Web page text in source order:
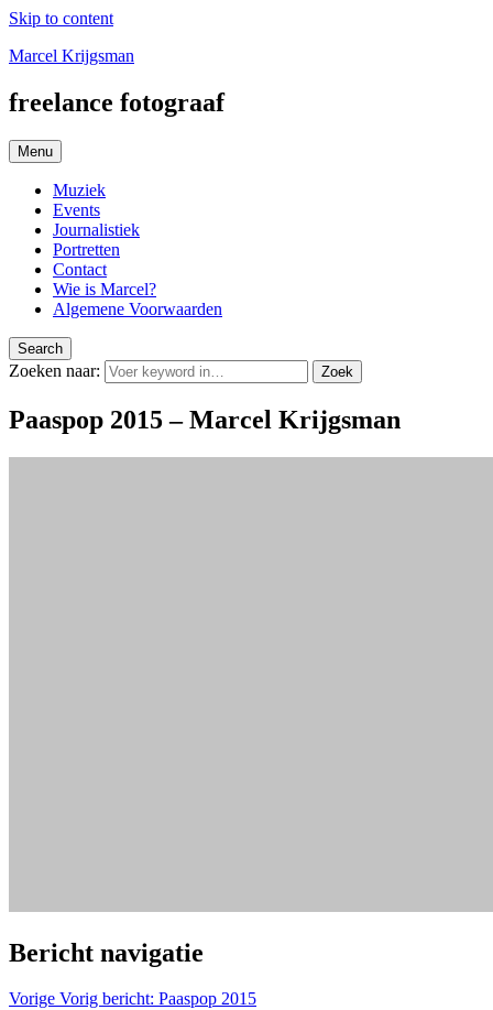
Skip to content
Marcel Krijgsman
freelance fotograaf
Menu
Muziek
Events
Journalistiek
Portretten
Contact
Wie is Marcel?
Algemene Voorwaarden
Search
Zoeken naar: Zoek
Paaspop 2015 – Marcel Krijgsman
Bericht navigatie
Vorige Vorig bericht: Paaspop 2015